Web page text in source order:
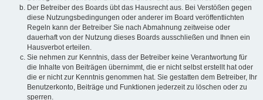
Der Betreiber des Boards übt das Hausrecht aus. Bei Verstößen gegen
diese Nutzungsbedingungen oder anderer im Board veröffentlichten
Regeln kann der Betreiber Sie nach Abmahnung zeitweise oder
dauerhaft von der Nutzung dieses Boards ausschließen und Ihnen ein
Hausverbot erteilen.
Sie nehmen zur Kenntnis, dass der Betreiber keine Verantwortung für
die Inhalte von Beiträgen übernimmt, die er nicht selbst erstellt hat oder
die er nicht zur Kenntnis genommen hat. Sie gestatten dem Betreiber, Ihr
Benutzerkonto, Beiträge und Funktionen jederzeit zu löschen oder zu
sperren.